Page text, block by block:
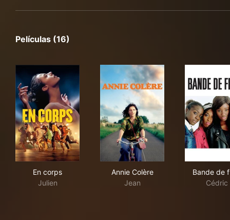
Películas (16)
En corps
Julien
Annie Colère
Jean
Bande de
Cédric